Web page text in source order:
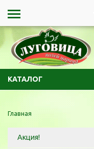
КАТАЛОГ
Главная
Акция!